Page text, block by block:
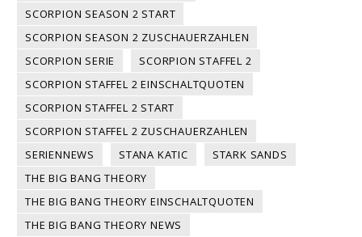
SCORPION SEASON 2 START
SCORPION SEASON 2 ZUSCHAUERZAHLEN
SCORPION SERIE
SCORPION STAFFEL 2
SCORPION STAFFEL 2 EINSCHALTQUOTEN
SCORPION STAFFEL 2 START
SCORPION STAFFEL 2 ZUSCHAUERZAHLEN
SERIENNEWS
STANA KATIC
STARK SANDS
THE BIG BANG THEORY
THE BIG BANG THEORY EINSCHALTQUOTEN
THE BIG BANG THEORY NEWS